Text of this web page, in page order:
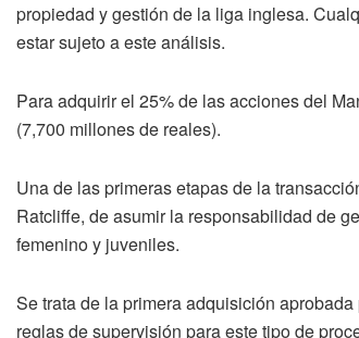
propiedad y gestión de la liga inglesa.
estar sujeto a este análisis.
Para adquirir el 25% de las acciones del
(7,700 millones de reales).
Una de las primeras etapas de la
Ratcliffe, de asumir la responsabilidad de
femenino y juveniles.
Se trata de la primera adquisición
reglas de supervisión para este tipo de